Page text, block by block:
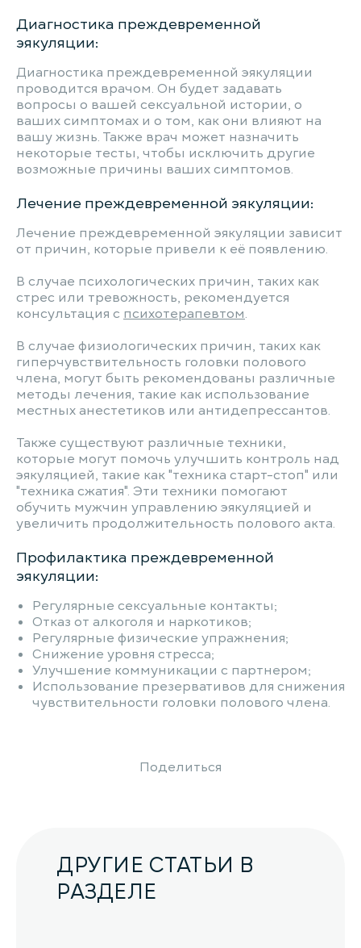
Диагностика преждевременной
эякуляции:
Диагностика преждевременной эякуляции
проводится врачом. Он будет задавать
вопросы о вашей сексуальной истории, о
ваших симптомах и о том, как они влияют на
вашу жизнь. Также врач может назначить
некоторые тесты, чтобы исключить другие
возможные причины ваших симптомов.
Лечение преждевременной эякуляции:
Лечение преждевременной эякуляции зависит
от причин, которые привели к её появлению.
В случае психологических причин, таких как
стрес или тревожность, рекомендуется
консультация с психотерапевтом.
В случае физиологических причин, таких как
гиперчувствительность головки полового
члена, могут быть рекомендованы различные
методы лечения, такие как использование
местных анестетиков или антидепрессантов.
Также существуют различные техники,
которые могут помочь улучшить контроль над
эякуляцией, такие как "техника старт-стоп" или
"техника сжатия". Эти техники помогают
обучить мужчин управлению эякуляцией и
увеличить продолжительность полового акта.
Профилактика преждевременной
эякуляции:
Регулярные сексуальные контакты;
Отказ от алкоголя и наркотиков;
Регулярные физические упражнения;
Снижение уровня стресса;
Улучшение коммуникации с партнером;
Использование презервативов для снижения
чувствительности головки полового члена.
Поделиться
ДРУГИЕ СТАТЬИ В
РАЗДЕЛЕ